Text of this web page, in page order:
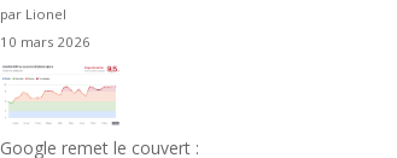
par Lionel
10 mars 2026
Google remet le couvert :